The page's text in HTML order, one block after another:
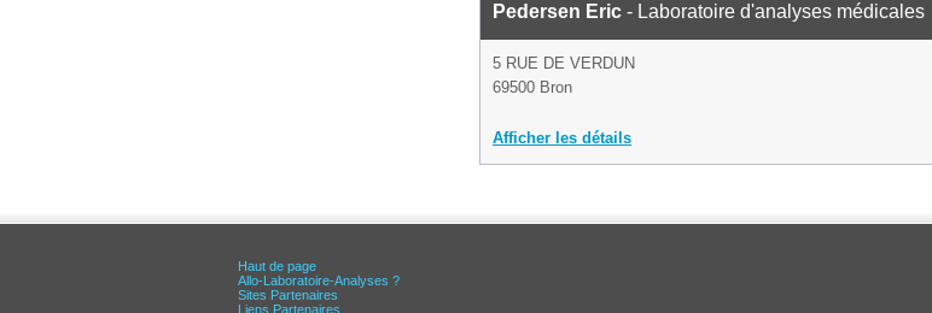
Pedersen Eric - Laboratoire d'analyses médicales
5 RUE DE VERDUN
69500 Bron
Afficher les détails
Haut de page
Allo-Laboratoire-Analyses ?
Sites Partenaires
Liens Partenaires